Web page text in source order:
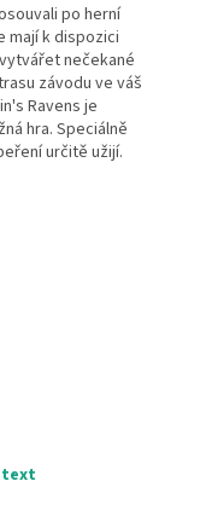
po herní
mají k dispozici
nečekané
závodu ve váš
Ravens je
hra. Speciálně
určitě užijí.
text